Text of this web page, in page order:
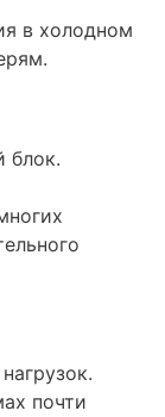
в холодном
блок.
почти